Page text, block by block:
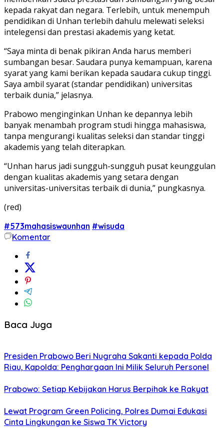
kepada rakyat dan negara. Terlebih, untuk menempuh
pendidikan di Unhan terlebih dahulu melewati seleksi
intelegensi dan prestasi akademis yang ketat.
“Saya minta di benak pikiran Anda harus memberi
sumbangan besar. Saudara punya kemampuan, karena
syarat yang kami berikan kepada saudara cukup tinggi.
Saya ambil syarat (standar pendidikan) universitas
terbaik dunia,” jelasnya.
Prabowo menginginkan Unhan ke depannya lebih
banyak menambah program studi hingga mahasiswa,
tanpa mengurangi kualitas seleksi dan standar tinggi
akademis yang telah diterapkan.
“Unhan harus jadi sungguh-sungguh pusat keunggulan
dengan kualitas akademis yang setara dengan
universitas-universitas terbaik di dunia,” pungkasnya.
(red)
#573mahasiswaunhan #wisuda
Komentar
Baca Juga
Presiden Prabowo Beri Nugraha Sakanti kepada Polda
Riau, Kapolda: Penghargaan Ini Milik Seluruh Personel
Prabowo: Setiap Kebijakan Harus Berpihak ke Rakyat
Lewat Program Green Policing, Polres Dumai Edukasi
Cinta Lingkungan ke Siswa TK Victory